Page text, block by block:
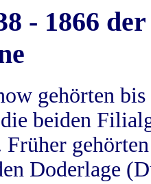
- 1866
gehörten
beiden
Doderlage